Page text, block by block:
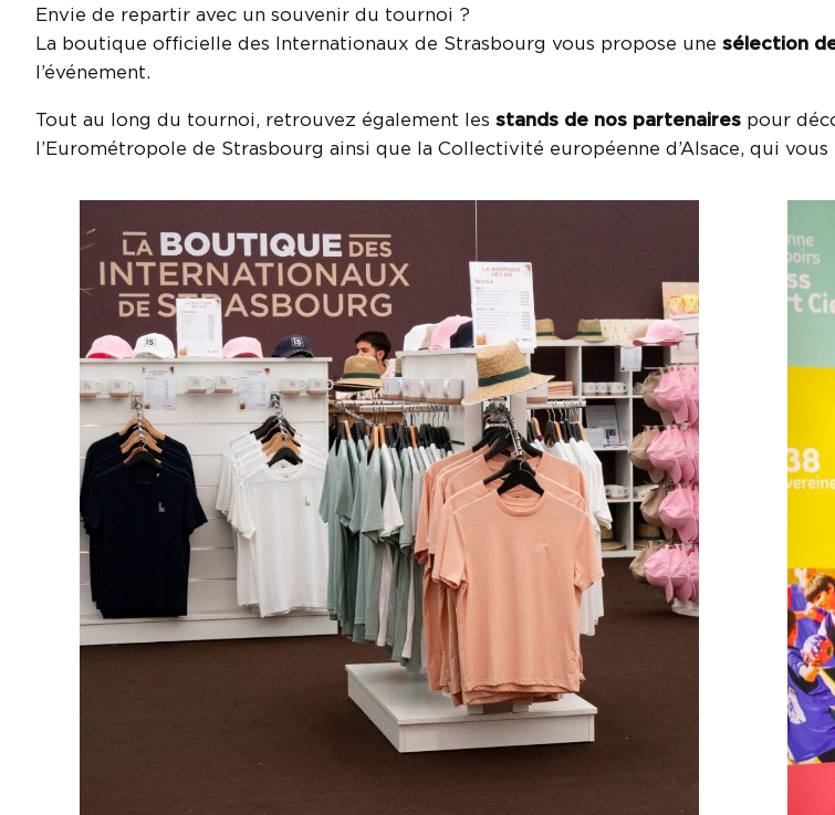
Envie de repartir avec un souvenir du tournoi ?
La boutique officielle des Internationaux de Strasbourg vous propose une sélection
l’événement.
Tout au long du tournoi, retrouvez également les stands de nos partenaires pour
l’Eurométropole de Strasbourg ainsi que la Collectivité européenne d’Alsace, qui